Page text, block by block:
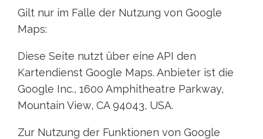
Gilt nur im Falle der Nutzung von Google
Maps:
Diese Seite nutzt über eine API den
Kartendienst Google Maps. Anbieter ist die
Google Inc., 1600 Amphitheatre Parkway,
Mountain View, CA 94043, USA.
Zur Nutzung der Funktionen von Google